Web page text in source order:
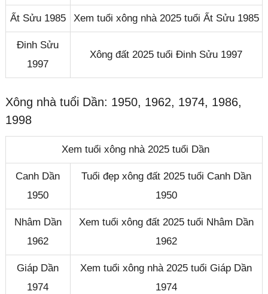
Ất Sửu 1985 Xem tuổi xông nhà 2025 tuổi Ất Sửu 1985
Đinh Sửu
1997
Xông đất 2025 tuổi Đinh Sửu 1997
Xông nhà tuổi Dần: 1950, 1962, 1974, 1986,
1998
Xem tuổi xông nhà 2025 tuổi Dần
Canh Dần
1950
Tuổi đẹp xông đất 2025 tuổi Canh Dần
1950
Nhâm Dần
1962
Xem tuổi xông đất 2025 tuổi Nhâm Dần
1962
Giáp Dần
1974
Xem tuổi xông nhà 2025 tuổi Giáp Dần
1974